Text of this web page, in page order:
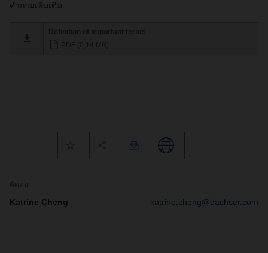
คำถามเพิ่มเติม
Katrine Cheng katrine.cheng@dachser.com